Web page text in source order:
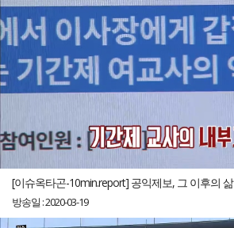
[이슈옥타곤-10min.report] 공익제보, 그 이후의 삶
방송일 : 2020-03-19